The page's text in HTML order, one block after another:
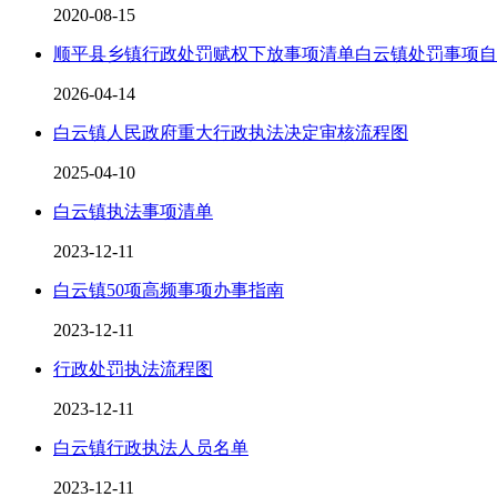
2020-08-15
顺平县乡镇行政处罚赋权下放事项清单白云镇处罚事项
2026-04-14
白云镇人民政府重大行政执法决定审核流程图
2025-04-10
白云镇执法事项清单
2023-12-11
白云镇50项高频事项办事指南
2023-12-11
行政处罚执法流程图
2023-12-11
白云镇行政执法人员名单
2023-12-11